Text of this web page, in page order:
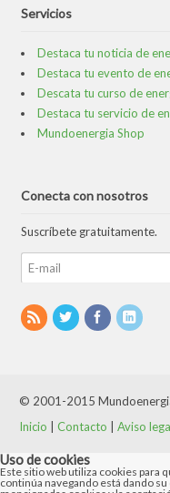
Servicios
Destaca tu noticia de
Destaca tu evento de
Descata tu curso de
Destaca tu servicio de
Mundoenergia Shop
Conecta con nosotros
Suscríbete gratuitamente.
© 2001-2015
Inicio |Contacto |Aviso
Uso de cookies
Este sitio web utiliza cookies para
continúa navegando está dando